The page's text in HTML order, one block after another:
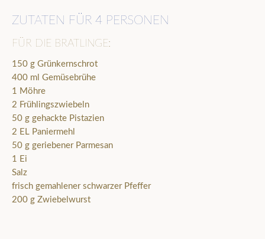
ZUTATEN FÜR 4 PERSONEN
FÜR DIE BRATLINGE:
150 g Grünkernschrot
400 ml Gemüsebrühe
1 Möhre
2 Frühlingszwiebeln
50 g gehackte Pistazien
2 EL Paniermehl
50 g geriebener Parmesan
1 Ei
Salz
frisch gemahlener schwarzer Pfeffer
200 g Zwiebelwurst